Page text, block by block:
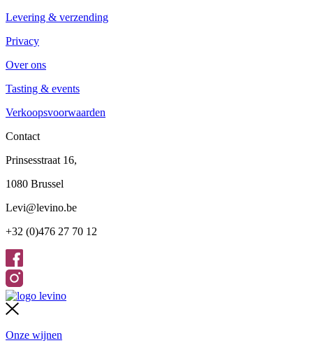
Levering & verzending
Privacy
Over ons
Tasting & events
Verkoopsvoorwaarden
Contact
Prinsesstraat 16,
1080 Brussel
Levi@levino.be
+32 (0)476 27 70 12
Onze wijnen